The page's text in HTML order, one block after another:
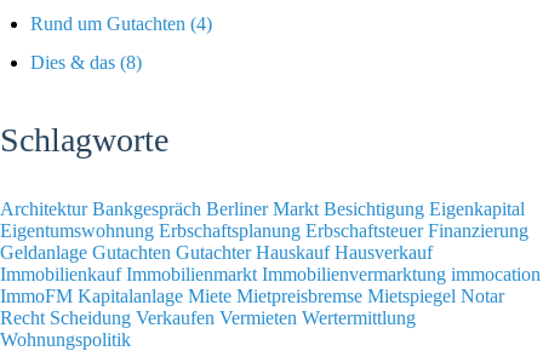
Rund um Gutachten (4)
Dies & das (8)
Schlagworte
ArchitekturBankgespräch Berliner Markt Besichtigung Eigenkapital
Eigentumswohnung Erbschaftsplanung ErbschaftsteuerFinanzierung
Geldanlage Gutachten GutachterHauskaufHausverkauf
ImmobilienkaufImmobilienmarkt Immobilienvermarktung immocation
ImmoFM Kapitalanlage Miete Mietpreisbremse Mietspiegel Notar
Recht Scheidung Verkaufen Vermieten Wertermittlung
Wohnungspolitik